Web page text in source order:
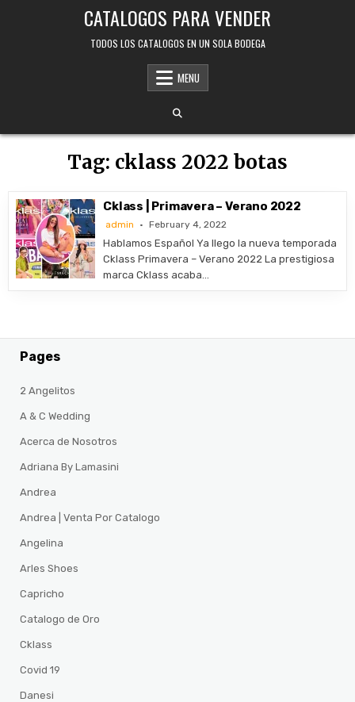
CATALOGOS PARA VENDER
TODOS LOS CATALOGOS EN UN SOLA BODEGA
MENU
Tag: cklass 2022 botas
Cklass | Primavera – Verano 2022
admin February 4, 2022
Hablamos Español Ya llego la nueva temporada
Cklass Primavera – Verano 2022 La prestigiosa
marca Cklass acaba…
Pages
2 Angelitos
A & C Wedding
Acerca de Nosotros
Adriana By Lamasini
Andrea
Andrea | Venta Por Catalogo
Angelina
Arles Shoes
Capricho
Catalogo de Oro
Cklass
Covid 19
Danesi